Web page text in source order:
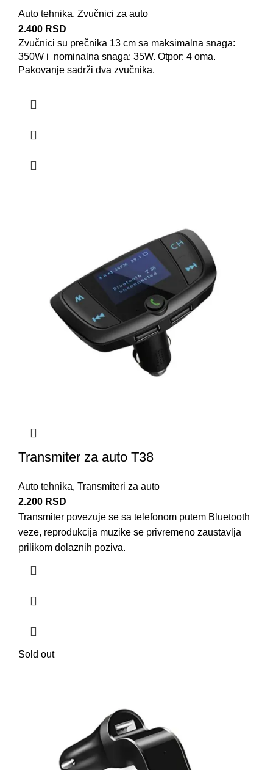
Auto tehnika, Zvučnici za auto
2.400 RSD
Zvučnici su prečnika 13 cm sa maksimalna snaga:
350W i nominalna snaga: 35W. Otpor: 4 oma.
Pakovanje sadrži dva zvučnika.
Transmiter za auto T38
Auto tehnika, Transmiteri za auto
2.200 RSD
Transmiter povezuje se sa telefonom putem Bluetooth
veze, reprodukcija muzike se privremeno zaustavlja
prilikom dolaznih poziva.
Sold out